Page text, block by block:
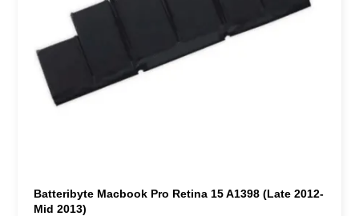
Batteribyte Macbook Pro Retina 15 A1398 (Late 2012-
Mid 2013)